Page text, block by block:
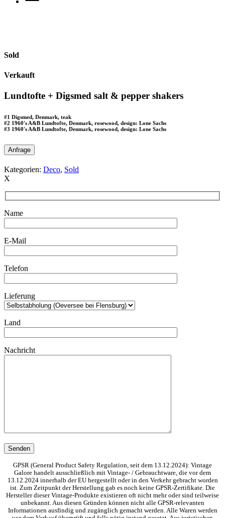
Sold
Verkauft
Lundtofte + Digsmed salt & pepper shakers
#1 Digsmed, Denmark, teak
#2 1960′s A&B Lundtofte, Denmark, rosewood, design: Lone Sachs
#3 1960′s A&B Lundtofte, Denmark, rosewood, design: Lone Sachs
Anfrage
Kategorien: Deco, Sold
X
Name
E-Mail
Telefon
Lieferung
Land
Nachricht
GPSR (General Product Safety Regulation, seit dem 13.12.2024): Vintage
Galore handelt ausschließlich mit Vintage- / Gebrauchtware, die vor dem
13.12.2024 innerhalb der EU hergestellt oder in den Verkehr gebracht worden
ist. Zum Zeitpunkt der Herstellung gab es noch keine GPSR-Zertifikate. Die
Hersteller dieser Vintage-Produkte existieren oft nicht mehr oder sind teilweise
unbekannt. Aus diesen Gründen können nicht alle GPSR-relevanten
Informationen ausfindig und zugänglich gemacht werden. Alle Waren werden